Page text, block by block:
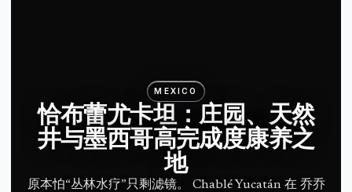
MEXICO
恰布蕾尤卡坦：庄园、天然
井与墨西哥高完成度康养之
地
原本怕“丛林水疗”只剩滤镜。 Chablé Yucatán 在 乔乔